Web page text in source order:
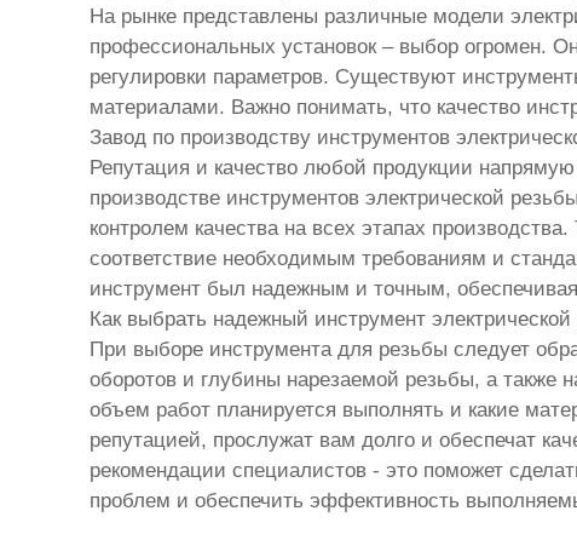
На рынке представлены различные модели
профессиональных установок – выбор огромен.
регулировки параметров. Существуют
материалами. Важно понимать, что качество
Завод по производству инструментов
Репутация и качество любой продукции
производстве инструментов электрической
контролем качества на всех этапах
соответствие необходимым требованиям и
инструмент был надежным и точным,
Как выбрать надежный инструмент
При выборе инструмента для резьбы следует
оборотов и глубины нарезаемой резьбы, а также
объем работ планируется выполнять и какие
репутацией, прослужат вам долго и обеспечат
рекомендации специалистов - это поможет
проблем и обеспечить эффективность